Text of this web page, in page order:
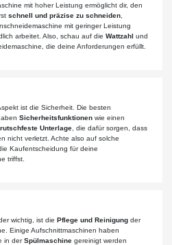
mit hoher Leistung ermöglicht dir, den
schnell und präzise zu schneiden,
mit geringer Leistung
arbeitet. Also, schau auf die Wattzahl und
die deine Anforderungen erfüllt.
ist die Sicherheit. Die besten
Sicherheitsfunktionen wie einen
rutschfeste Unterlage, die dafür sorgen, dass
nicht verletzt. Achte also auf solche
Kaufentscheidung für deine
triffst.
wichtig, ist die Pflege und Reinigung der
Einige Aufschnittmaschinen haben
in derSpülmaschine gereinigt werden